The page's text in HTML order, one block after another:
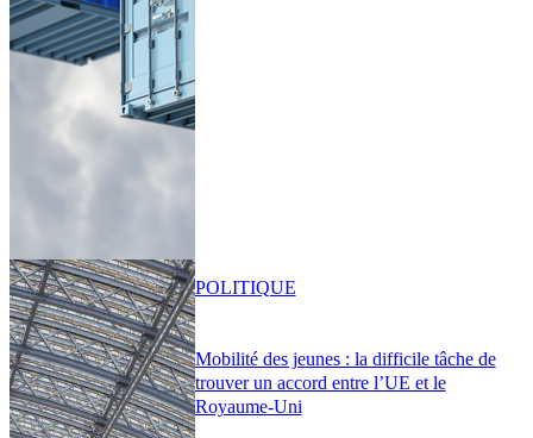
Mobilité des jeunes : la difficile tâche de
trouver un accord entre l’UE et le
Royaume-Uni
POLITIQUE